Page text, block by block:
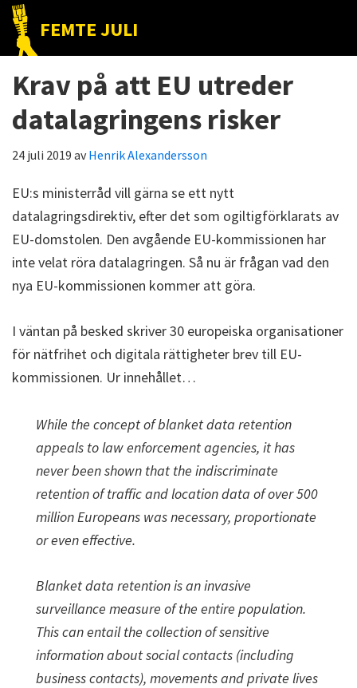
Hoppa
huvudnavigering
Hoppa
huvudinnehåll
Hoppa
det
primära
FEMTE JULI
Nätet
till
folket!
Krav på att EU utreder
datalagringens risker
24 juli 2019 avHenrik Alexandersson
EU:s ministerråd vill gärna se ett nytt
datalagringsdirektiv, efter det som ogiltigförklarats av
EU-domstolen. Den avgående EU-kommissionen har
inte velat röra datalagringen. Så nu är frågan vad den
nya EU-kommissionen kommer att göra.
I väntan på besked skriver 30 europeiska organisationer
för nätfrihet och digitala rättigheter brev till EU-
kommissionen. Ur innehållet…
While the concept of blanket data retention
appeals to law enforcement agencies, it has
never been shown that the indiscriminate
retention of traffic and location data of over 500
million Europeans was necessary, proportionate
or even effective.
Blanket data retention is an invasive
surveillance measure of the entire population.
This can entail the collection of sensitive
information about social contacts (including
business contacts), movements and private lives